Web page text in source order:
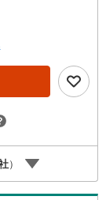
ることができま
も対応可能で
約は『朝日土
プは地域密着を
しております。広
色々廻ったけど
もお気軽にご相
）